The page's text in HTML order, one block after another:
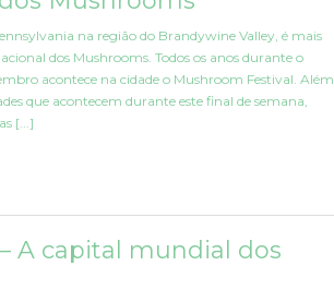
na região do Brandywine Valley, é mais
dos Mushrooms. Todos os anos durante o
acontece na cidade o Mushroom Festival. Além
que acontecem durante este final de semana,
[...]
A capital mundial dos